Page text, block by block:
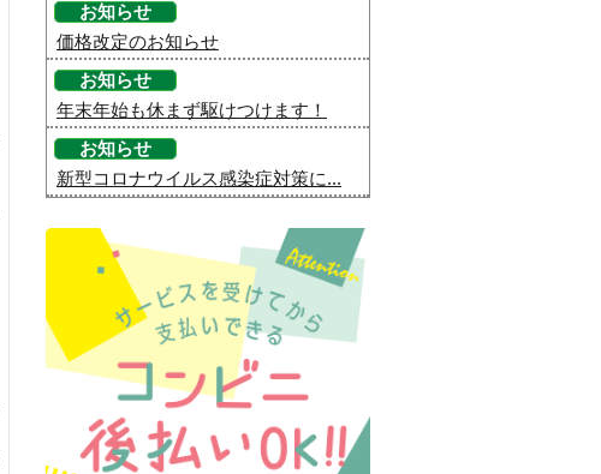
お知らせ
価格改定のお知らせ
お知らせ
年末年始も休まず駆けつけます！
お知らせ
新型コロナウイルス感染症対策に...